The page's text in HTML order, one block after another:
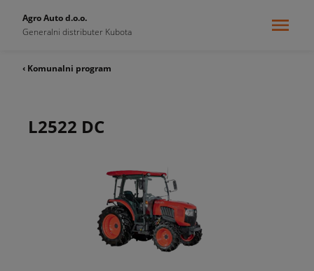
Agro Auto d.o.o.
Generalni distributer Kubota
‹ Komunalni program
L2522 DC